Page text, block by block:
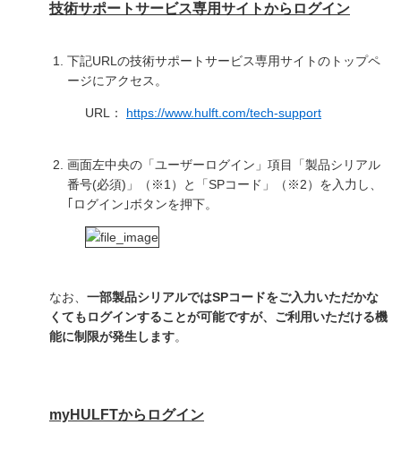
技術サポートサービス専用サイトからログイン
下記URLの技術サポートサービス専用サイトのトップペ
ージにアクセス。
URL： https://www.hulft.com/tech-support
画面左中央の「ユーザーログイン」項目「製品シリアル
番号(必須)」（※1）と「SPコード」（※2）を入力し、
｢ログイン｣ボタンを押下。
なお、 一部製品シリアルではSPコードをご入力いただかな
くてもログインすることが可能ですが、ご利用いただける機
能に制限が発生します。
myHULFTからログイン